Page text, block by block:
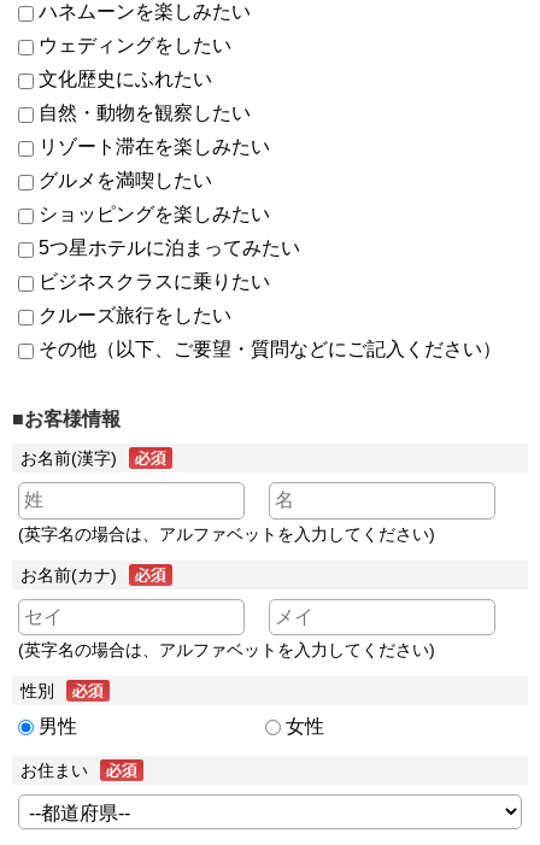
ハネムーンを楽しみたい
ウェディングをしたい
文化歴史にふれたい
自然・動物を観察したい
リゾート滞在を楽しみたい
グルメを満喫したい
ショッピングを楽しみたい
5つ星ホテルに泊まってみたい
ビジネスクラスに乗りたい
クルーズ旅行をしたい
その他（以下、ご要望・質問などにご記入ください）
■お客様情報
お名前(漢字)
(英字名の場合は、アルファベットを入力してください)
お名前(カナ)
(英字名の場合は、アルファベットを入力してください)
性別
男性 女性
お住まい